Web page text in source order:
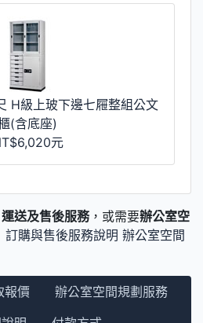
H級上玻下邊七屜整組公文
(含底座)
元
送及售後服務，或需要辦公室空
訂購與售後服務說明 辦公室空間
報價
辦公室空間規劃服務